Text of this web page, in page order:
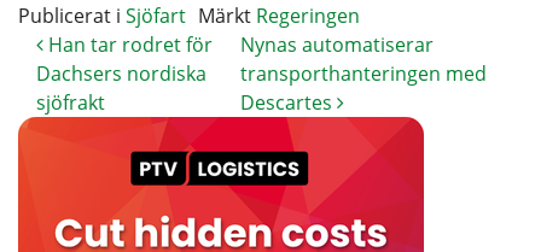
Publicerat i Sjöfart Märkt Regeringen
Han tar rodret för
Dachsers nordiska
sjöfrakt
Nynas automatiserar
transporthanteringen med
Descartes